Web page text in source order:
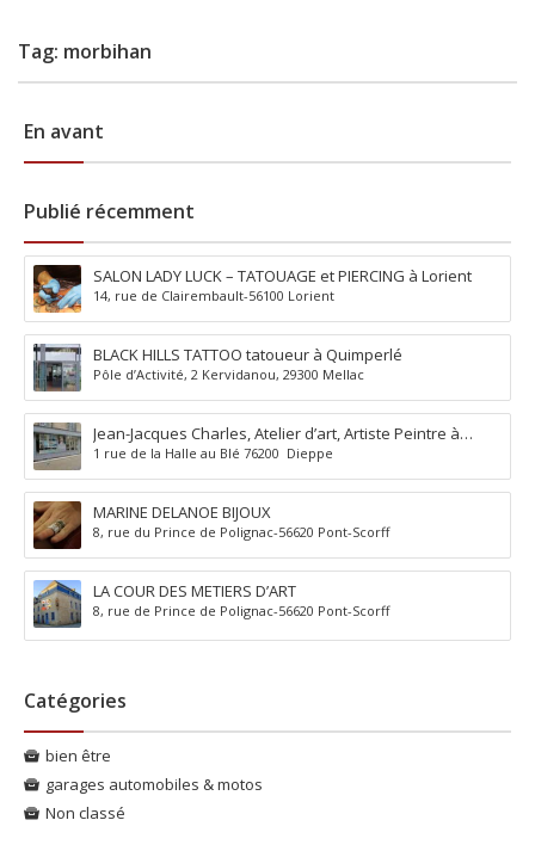
Tag: morbihan
En avant
Publié récemment
SALON LADY LUCK – TATOUAGE et PIERCING à Lorient
14, rue de Clairembault-56100 Lorient
BLACK HILLS TATTOO tatoueur à Quimperlé
Pôle d’Activité, 2 Kervidanou, 29300 Mellac
Jean-Jacques Charles, Atelier d’art, Artiste Peintre à
Dieppe
1 rue de la Halle au Blé 76200 Dieppe
MARINE DELANOE BIJOUX
8, rue du Prince de Polignac-56620 Pont-Scorff
LA COUR DES METIERS D’ART
8, rue de Prince de Polignac-56620 Pont-Scorff
Catégories
bien être
garages automobiles & motos
Non classé